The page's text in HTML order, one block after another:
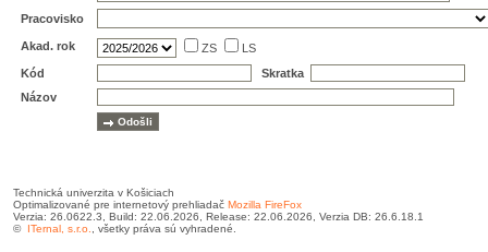
Pracovisko
Akad. rok ZS
LS
Kód
Skratka
Názov
Technická univerzita v Košiciach
Optimalizované pre internetový prehliadač Mozilla FireFox
Verzia: 26.0622.3, Build: 22.06.2026, Release: 22.06.2026, Verzia DB: 26.6.18.1
© ITernal, s.r.o. , všetky práva sú vyhradené.